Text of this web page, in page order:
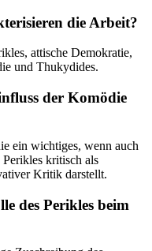
die Arbeit?
attische Demokratie,
und Thukydides.
der Komödie
ein wichtiges, wenn auch
kritisch als
Kritik darstellt.
des Perikles beim